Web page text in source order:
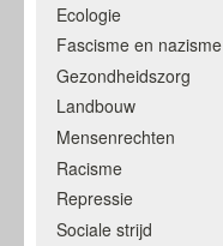
Ecologie
Fascisme en nazisme
Gezondheidszorg
Landbouw
Mensenrechten
Racisme
Repressie
Sociale strijd